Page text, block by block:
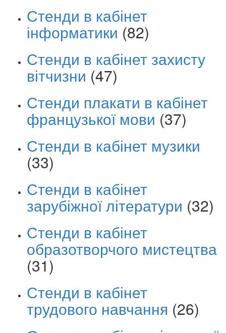
Стенди в кабінет
інформатики (82)
Стенди в кабінет захисту
вітчизни (47)
Стенди плакати в кабінет
французької мови (37)
Стенди в кабінет музики
(33)
Стенди в кабінет
зарубіжної літератури (32)
Стенди в кабінет
образотворчого мистецтва
(31)
Стенди в кабінет
трудового навчання (26)